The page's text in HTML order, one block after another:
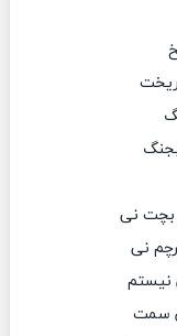
بچت نی
نی
نیستم
سمت